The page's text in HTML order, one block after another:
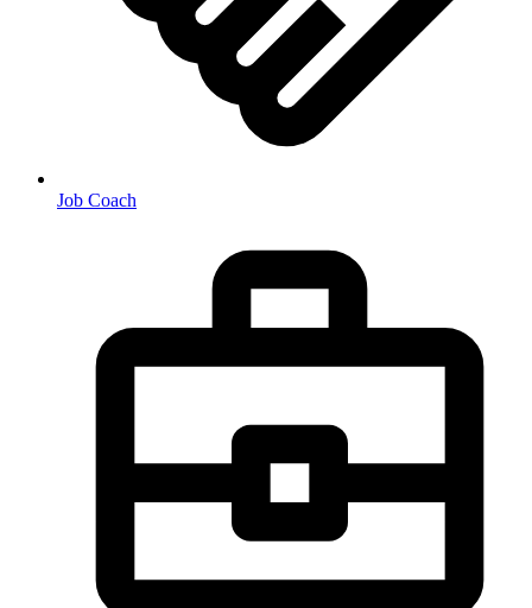
Job Coach